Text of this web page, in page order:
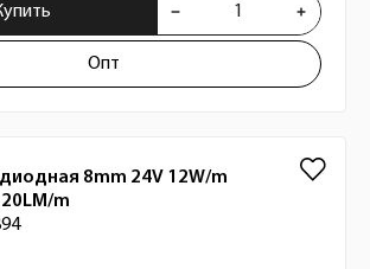
Опт
8mm 24V 12W/m
m